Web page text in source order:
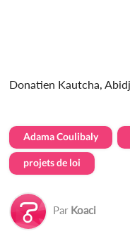
Donatien Kautcha,
Adama Coulibaly
projets de loi
Par Koaci